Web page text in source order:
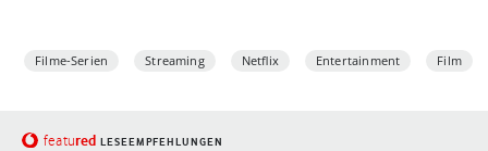
Filme-Serien Streaming Netflix Entertainment Film
featured LESEEMPFEHLUNGEN